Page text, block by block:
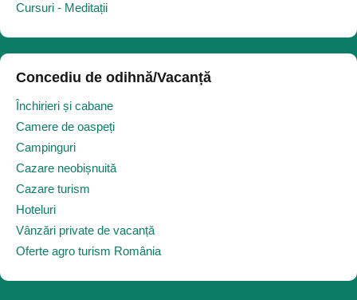
Cursuri - Meditații
Concediu de odihnă/Vacanță
Închirieri și cabane
Camere de oaspeți
Campinguri
Cazare neobișnuită
Cazare turism
Hoteluri
Vânzări private de vacanță
Oferte agro turism România